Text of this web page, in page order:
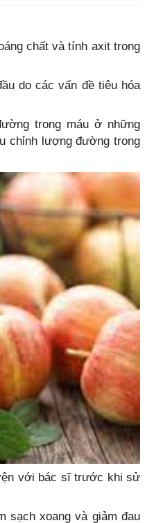
chất và tính axit trong
do các vấn đề tiêu hóa
trong máu ở những
chỉnh lượng đường trong
với bác sĩ trước khi sử
sạch xoang và giảm đau